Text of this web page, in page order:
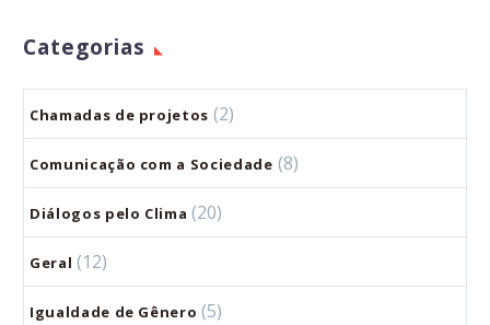
Categorias
Chamadas de projetos (2)
Comunicação com a Sociedade (8)
Diálogos pelo Clima (20)
Geral (12)
Igualdade de Gênero (5)